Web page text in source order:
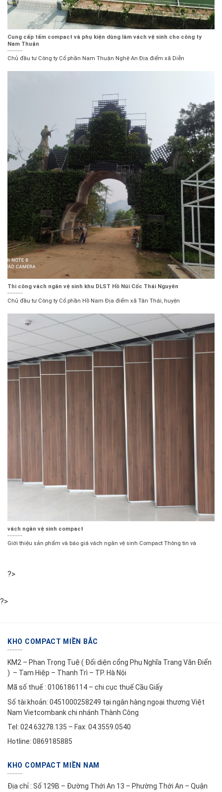
Cung cấp tấm compact và phụ kiện dùng làm vách vệ sinh cho công ty
Nam Thuận
Chủ đầu tư Công ty Cổ phần Nam Thuận Nghệ An Địa điểm xã Diễn
Thi công vách ngăn vệ sinh khu DLST Hồ Núi Cốc Thái Nguyên
Chủ đầu tư Công ty Cổ phần Hồ Nam Địa điểm xã Tân Thái, huyện
vách ngăn vệ sinh compact
Giới thiệu sản phẩm và báo giá vách ngăn vệ sinh Compact Thông tin và
?>
?>
KHO COMPACT MIỀN BẮC
KM2 – Phan Trọng Tuệ ( Đối diện cổng Phụ Nghĩa Trang Văn Điển
) – Tam Hiệp – Thanh Trì – TP. Hà Nội
Mã số thuế : 0106186114 – chi cục thuế Cầu Giấy
Số tài khoản: 0451000258249 tại ngân hàng ngoại thương Việt
Nam Vietcombank chi nhánh Thành Công
Tel: 024.63278.135 – Fax: 04.3559.0540
Hotline: 0869185885
KHO COMPACT MIỀN NAM
Địa chỉ : Số 129B – Đường Thới An 13 – Phường Thới An – Quận